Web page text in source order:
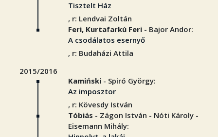
Tisztelt Ház
, r: Lendvai Zoltán
Feri, Kurtafarkú Feri - Bajor Andor:
A csodálatos esernyő
, r: Budaházi Attila
2015/2016
Kamiński - Spiró György:
Az imposztor
, r: Kövesdy István
Tóbiás - Zágon István - Nóti Károly -
Eisemann Mihály: